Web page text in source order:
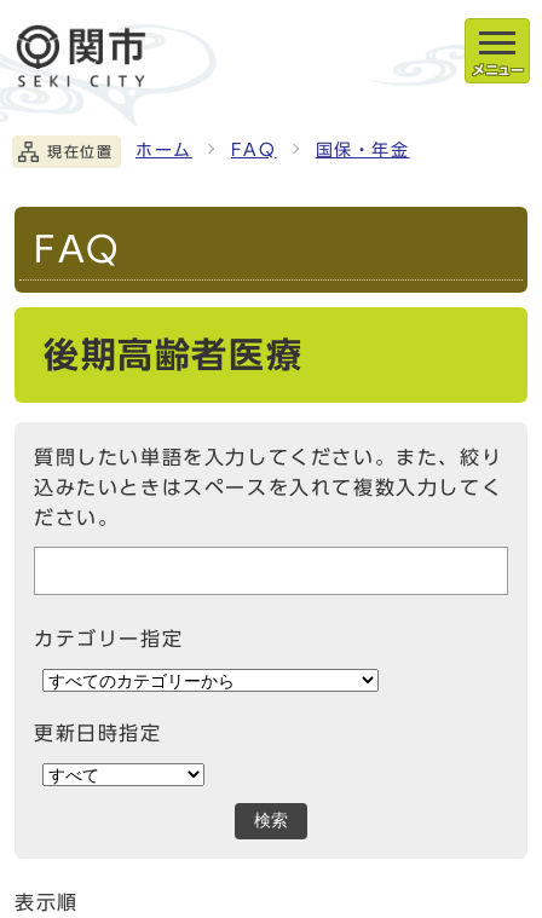
メニュー
現在位置 ホーム FAQ 国保・年金
FAQ
後期高齢者医療
質問したい単語を入力してください。また、絞り
込みたいときはスペースを入れて複数入力してく
ださい。
カテゴリー指定
更新日時指定
検索
表示順